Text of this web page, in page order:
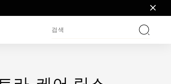
검색